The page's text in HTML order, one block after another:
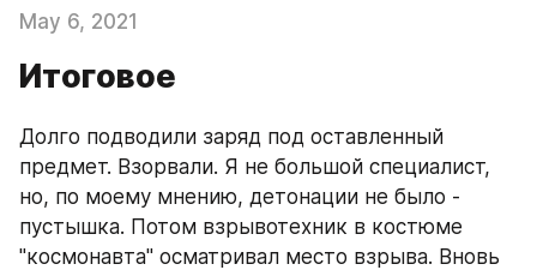
May 6, 2021
Итоговое
Долго подводили заряд под оставленный
предмет. Взорвали. Я не большой специалист,
но, по моему мнению, детонации не было -
пустышка. Потом взрывотехник в костюме
"космонавта" осматривал место взрыва. Вновь